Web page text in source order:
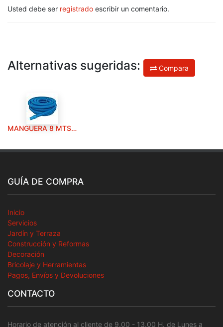
Usted debe ser registrado escribir un comentario.
Alternativas sugeridas: Compara
MANGUERA 8 MTS. AUTOFLOTANTE
GUÍA DE COMPRA
Inicio
Servicios
Jardín y Terraza
Construcción y Reformas
Decoración
Bricolaje y Herramientas
Pagos, Envíos y Devoluciones
CONTACTO
Horario de atención al cliente de 9.00 - 13.00 H. de Lunes a